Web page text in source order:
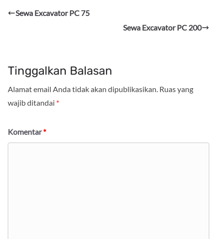
Sewa Excavator PC 75
Sewa Excavator PC 200
Tinggalkan Balasan
Alamat email Anda tidak akan dipublikasikan. Ruas yang
wajib ditandai *
Komentar*